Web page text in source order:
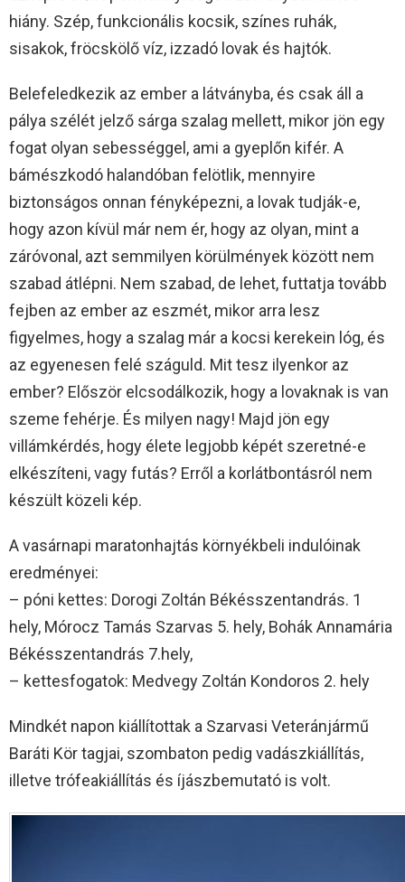
hiány. Szép, funkcionális kocsik, színes ruhák,
sisakok, fröcskölő víz, izzadó lovak és hajtók.
Belefeledkezik az ember a látványba, és csak áll a
pálya szélét jelző sárga szalag mellett, mikor jön egy
fogat olyan sebességgel, ami a gyeplőn kifér. A
bámészkodó halandóban felötlik, mennyire
biztonságos onnan fényképezni, a lovak tudják-e,
hogy azon kívül már nem ér, hogy az olyan, mint a
záróvonal, azt semmilyen körülmények között nem
szabad átlépni. Nem szabad, de lehet, futtatja tovább
fejben az ember az eszmét, mikor arra lesz
figyelmes, hogy a szalag már a kocsi kerekein lóg, és
az egyenesen felé száguld. Mit tesz ilyenkor az
ember? Először elcsodálkozik, hogy a lovaknak is van
szeme fehérje. És milyen nagy! Majd jön egy
villámkérdés, hogy élete legjobb képét szeretné-e
elkészíteni, vagy futás? Erről a korlátbontásról nem
készült közeli kép.
A vasárnapi maratonhajtás környékbeli indulóinak
eredményei:
– póni kettes: Dorogi Zoltán Békésszentandrás. 1
hely, Mórocz Tamás Szarvas 5. hely, Bohák Annamária
Békésszentandrás 7.hely,
– kettesfogatok: Medvegy Zoltán Kondoros 2. hely
Mindkét napon kiállítottak a Szarvasi Veteránjármű
Baráti Kör tagjai, szombaton pedig vadászkiállítás,
illetve trófeakiállítás és íjászbemutató is volt.